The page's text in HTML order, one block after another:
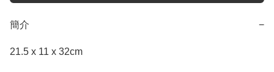
簡介 −
21.5 x 11 x 32cm